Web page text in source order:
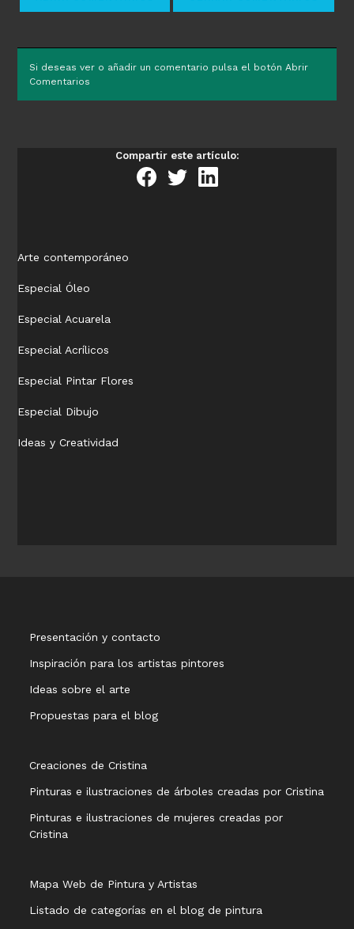
Si deseas ver o añadir un comentario pulsa el botón Abrir
Comentarios
Compartir este artículo:
Arte contemporáneo
Especial Óleo
Especial Acuarela
Especial Acrílicos
Especial Pintar Flores
Especial Dibujo
Ideas y Creatividad
Presentación y contacto
Inspiración para los artistas pintores
Ideas sobre el arte
Propuestas para el blog
Creaciones de Cristina
Pinturas e ilustraciones de árboles creadas por Cristina
Pinturas e ilustraciones de mujeres creadas por
Cristina
Mapa Web de Pintura y Artistas
Listado de categorías en el blog de pintura